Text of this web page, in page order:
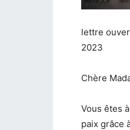
lettre
2023
Chère
Vous êtes
paix grâce